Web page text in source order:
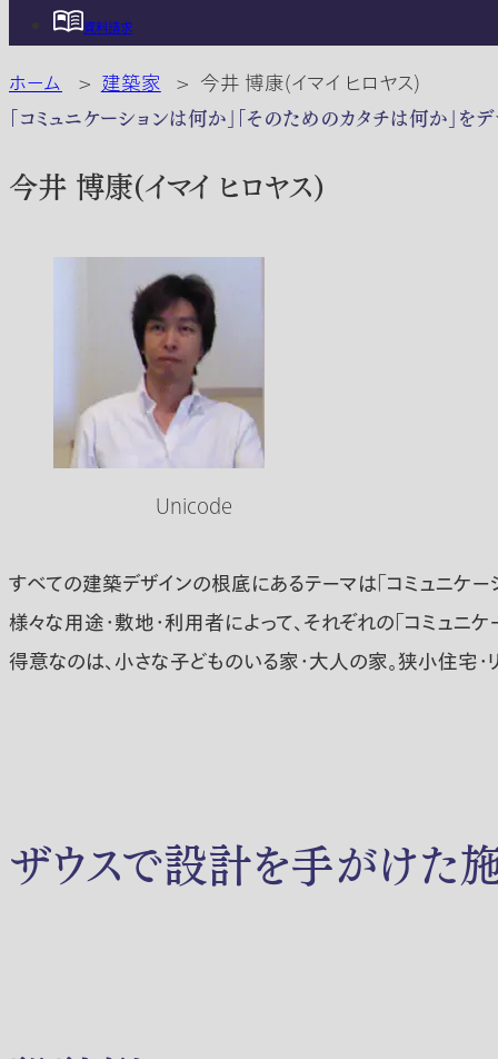
資料請求
ホーム > 建築家 > 今井 博康(イマイ ヒロヤス)
「コミュニケーションは何か」「そのためのカタチは何か」を
今井 博康(イマイ ヒロヤス)
Unicode
すべての建築デザインの根底にあるテーマは「コミュニケ
様々な用途・敷地・利用者によって、それぞれの「コミュニ
得意なのは、小さな子どものいる家・大人の家。狭小住宅・
ザウスで設計を手がけた